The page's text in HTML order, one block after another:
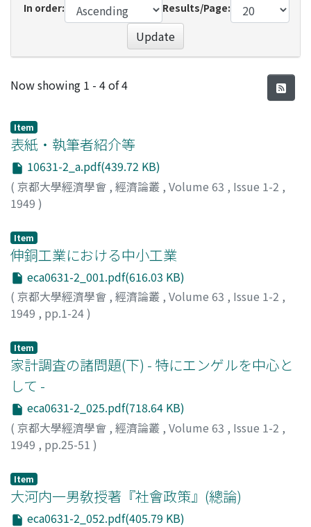
In order:
Results/Page:
Update
Recent Submissions
Now showing 1 - 4 of 4
Item
表紙・執筆者紹介等
10631-2_a.pdf(439.72 KB)
( 京都大學經濟學會 , 經濟論叢 , Volume 63 , Issue 1-2 ,
1949 )
Item
伸銅工業における中小工業
eca0631-2_001.pdf(616.03 KB)
( 京都大學經濟學會 , 經濟論叢 , Volume 63 , Issue 1-2 ,
1949 , pp.1-24)
Item
家計調査の諸問題(下) - 特にエンゲルを中心と
して -
eca0631-2_025.pdf(718.64 KB)
( 京都大學經濟學會 , 經濟論叢 , Volume 63 , Issue 1-2 ,
1949 , pp.25-51 )
Item
大河内一男敎授著『社會政策』(總論)
eca0631-2_052.pdf(405.79 KB)